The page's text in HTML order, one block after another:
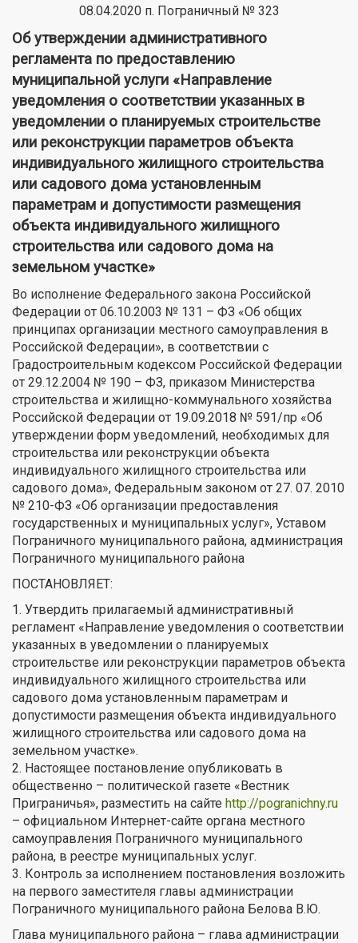
08.04.2020 п. Пограничный № 323
Об утверждении административного
регламента по предоставлению
муниципальной услуги «Направление
уведомления о соответствии указанных в
уведомлении о планируемых строительстве
или реконструкции параметров объекта
индивидуального жилищного строительства
или садового дома установленным
параметрам и допустимости размещения
объекта индивидуального жилищного
строительства или садового дома на
земельном участке»
Во исполнение Федерального закона Российской
Федерации от 06.10.2003 № 131 – ФЗ «Об общих
принципах организации местного самоуправления в
Российской Федерации», в соответствии с
Градостроительным кодексом Российской Федерации
от 29.12.2004 № 190 – ФЗ, приказом Министерства
строительства и жилищно-коммунального хозяйства
Российской Федерации от 19.09.2018 № 591/пр «Об
утверждении форм уведомлений, необходимых для
строительства или реконструкции объекта
индивидуального жилищного строительства или
садового дома», Федеральным законом от 27. 07. 2010
№ 210-ФЗ «Об организации предоставления
государственных и муниципальных услуг», Уставом
Пограничного муниципального района, администрация
Пограничного муниципального района
ПОСТАНОВЛЯЕТ:
1. Утвердить прилагаемый административный
регламент «Направление уведомления о соответствии
указанных в уведомлении о планируемых
строительстве или реконструкции параметров объекта
индивидуального жилищного строительства или
садового дома установленным параметрам и
допустимости размещения объекта индивидуального
жилищного строительства или садового дома на
земельном участке».
2. Настоящее постановление опубликовать в
общественно – политической газете «Вестник
Приграничья», разместить на сайте http://pogranichny.ru
– официальном Интернет-сайте органа местного
самоуправления Пограничного муниципального
района, в реестре муниципальных услуг.
3. Контроль за исполнением постановления возложить
на первого заместителя главы администрации
Пограничного муниципального района Белова В.Ю.
Глава муниципального района – глава администрации